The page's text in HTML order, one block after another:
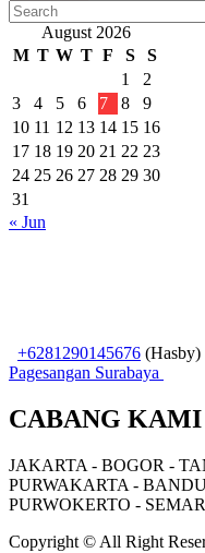
August 2026
M T W T F S
S
1
2
3
4 5 6 7 8
9
10 11 12 13 14 15 16
17 18 19 20 21 22 23
24 25 26 27 28 29 30
31
« Jun
+6281290145676 (Hasby)
Pagesangan Surabaya
CABANG KAMI
JAKARTA - BOGOR -
PURWAKARTA -
PURWOKERTO -
Copyright © All Right